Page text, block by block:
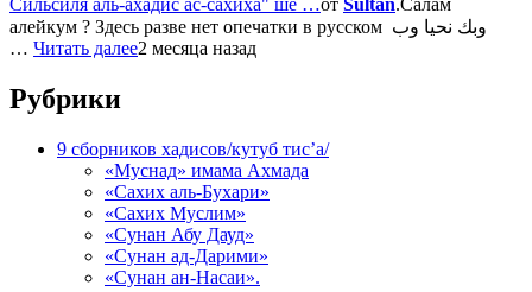
Сильсиля аль-ахадис ас-сахиха" ше …от Sultan.Салам
алейкум ? Здесь разве нет опечатки в русском وبك نحيا وب
… Читать далее2 месяца назад
Рубрики
9 сборников хадисов/кутуб тис’а/
«Муснад» имама Ахмада
«Сахих аль-Бухари»
«Сахих Муслим»
«Сунан Абу Дауд»
«Сунан ад-Дарими»
«Сунан ан-Насаи».